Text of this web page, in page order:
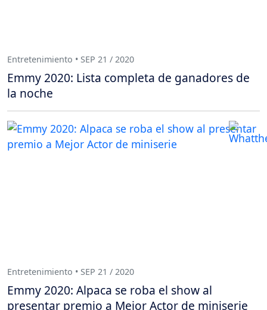
Entretenimiento • SEP 21 / 2020
Emmy 2020: Lista completa de ganadores de
la noche
Entretenimiento • SEP 21 / 2020
Emmy 2020: Alpaca se roba el show al
presentar premio a Mejor Actor de miniserie